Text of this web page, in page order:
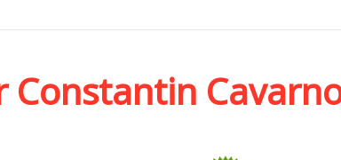
Constantin